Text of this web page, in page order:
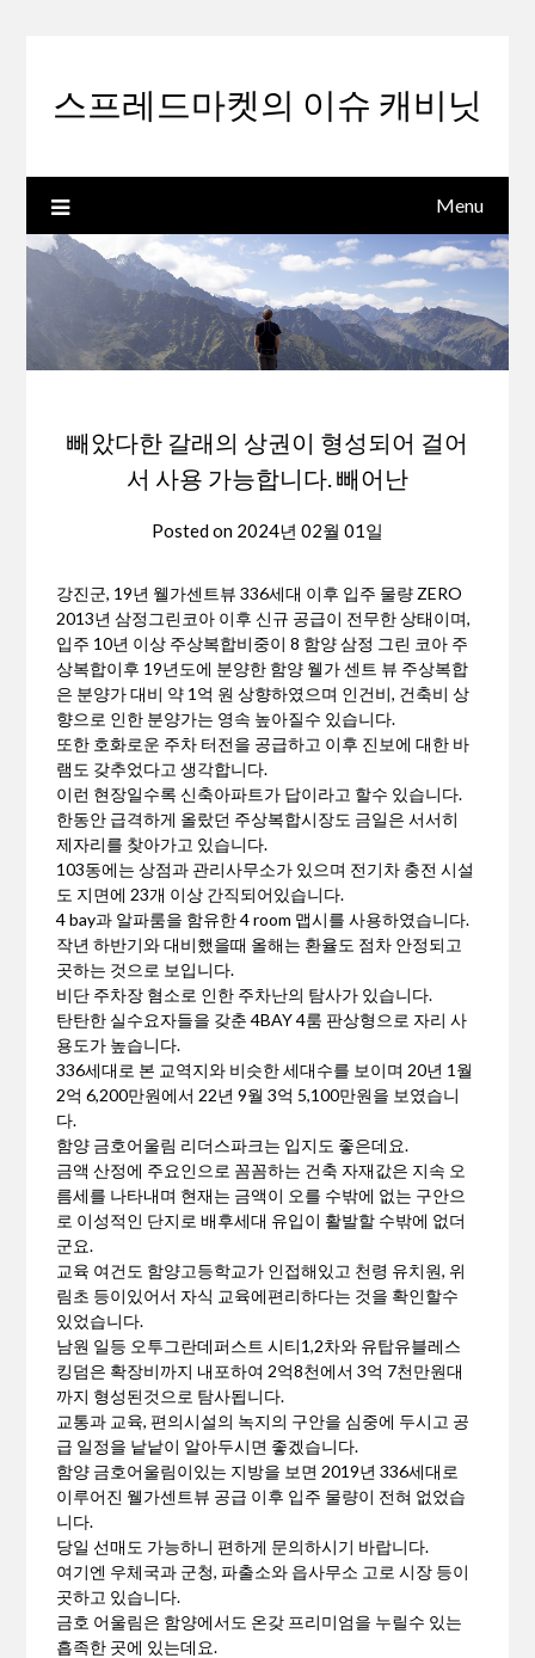
스프레드마켓의 이슈 캐비닛
Menu
빼았다한 갈래의 상권이 형성되어 걸어
서 사용 가능합니다. 빼어난
Posted on 2024년 02월 01일
강진군, 19년 웰가센트뷰 336세대 이후 입주 물량 ZERO
2013년 삼정그린코아 이후 신규 공급이 전무한 상태이며,
입주 10년 이상 주상복합비중이 8 함양 삼정 그린 코아 주
상복합이후 19년도에 분양한 함양 웰가 센트 뷰 주상복합
은 분양가 대비 약 1억 원 상향하였으며 인건비, 건축비 상
향으로 인한 분양가는 영속 높아질수 있습니다.
또한 호화로운 주차 터전을 공급하고 이후 진보에 대한 바
램도 갖추었다고 생각합니다.
이런 현장일수록 신축아파트가 답이라고 할수 있습니다.
한동안 급격하게 올랐던 주상복합시장도 금일은 서서히
제자리를 찾아가고 있습니다.
103동에는 상점과 관리사무소가 있으며 전기차 충전 시설
도 지면에 23개 이상 간직되어있습니다.
4 bay과 알파룸을 함유한 4 room 맵시를 사용하였습니다.
작년 하반기와 대비했을때 올해는 환율도 점차 안정되고
곳하는 것으로 보입니다.
비단 주차장 혐소로 인한 주차난의 탐사가 있습니다.
탄탄한 실수요자들을 갖춘 4BAY 4룸 판상형으로 자리 사
용도가 높습니다.
336세대로 본 교역지와 비슷한 세대수를 보이며 20년 1월
2억 6,200만원에서 22년 9월 3억 5,100만원을 보였습니
다.
함양 금호어울림 리더스파크는 입지도 좋은데요.
금액 산정에 주요인으로 꼼꼼하는 건축 자재값은 지속 오
름세를 나타내며 현재는 금액이 오를 수밖에 없는 구안으
로 이성적인 단지로 배후세대 유입이 활발할 수밖에 없더
군요.
교육 여건도 함양고등학교가 인접해있고 천령 유치원, 위
림초 등이있어서 자식 교육에편리하다는 것을 확인할수
있었습니다.
남원 일등 오투그란데퍼스트 시티1,2차와 유탑유블레스
킹덤은 확장비까지 내포하여 2억8천에서 3억 7천만원대
까지 형성된것으로 탐사됩니다.
교통과 교육, 편의시설의 녹지의 구안을 심중에 두시고 공
급 일정을 낱낱이 알아두시면 좋겠습니다.
함양 금호어울림이있는 지방을 보면 2019년 336세대로
이루어진 웰가센트뷰 공급 이후 입주 물량이 전혀 없었습
니다.
당일 선매도 가능하니 편하게 문의하시기 바랍니다.
여기엔 우체국과 군청, 파출소와 읍사무소 고로 시장 등이
곳하고 있습니다.
금호 어울림은 함양에서도 온갖 프리미엄을 누릴수 있는
흡족한 곳에 있는데요.